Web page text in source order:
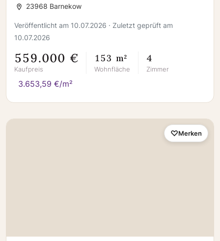
mit Weitblick in Ostseenähe +++
23968 Barnekow
Veröffentlicht am 10.07.2026 · Zuletzt geprüft am
10.07.2026
559.000 €
Kaufpreis
153 m²
Wohnfläche
4
Zimmer
3.653,59 €/m²
Merken